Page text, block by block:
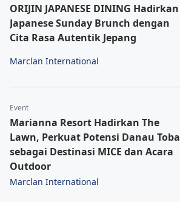
ORIJIN JAPANESE DINING Hadirkan
Japanese Sunday Brunch dengan
Cita Rasa Autentik Jepang
Marclan International
Event
Marianna Resort Hadirkan The
Lawn, Perkuat Potensi Danau Toba
sebagai Destinasi MICE dan Acara
Outdoor
Marclan International